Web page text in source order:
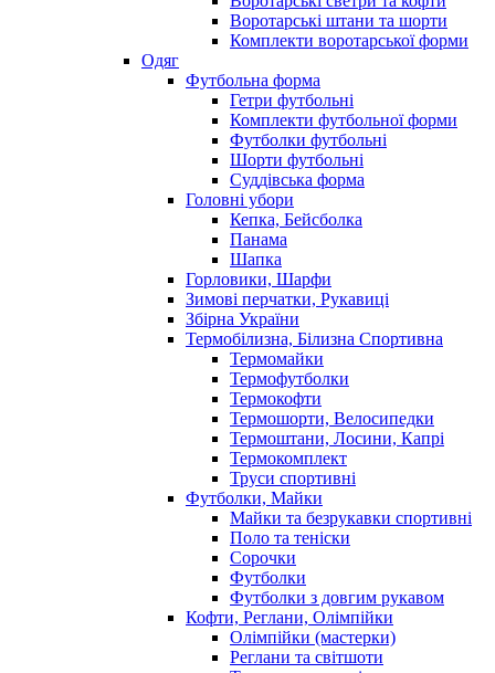
Воротарські штани та шорти
Комплекти воротарської форми
Одяг
Футбольна форма
Гетри футбольні
Комплекти футбольної форми
Футболки футбольні
Шорти футбольні
Суддівська форма
Головні убори
Кепка, Бейсболка
Панама
Шапка
Горловики, Шарфи
Зимові перчатки, Рукавиці
Збірна України
Термобілизна, Білизна Спортивна
Термомайки
Термофутболки
Термокофти
Термошорти, Велосипедки
Термоштани, Лосини, Капрі
Термокомплект
Труси спортивні
Футболки, Майки
Майки та безрукавки спортивні
Поло та теніски
Сорочки
Футболки
Футболки з довгим рукавом
Кофти, Реглани, Олімпійки
Олімпійки (мастерки)
Реглани та світшоти